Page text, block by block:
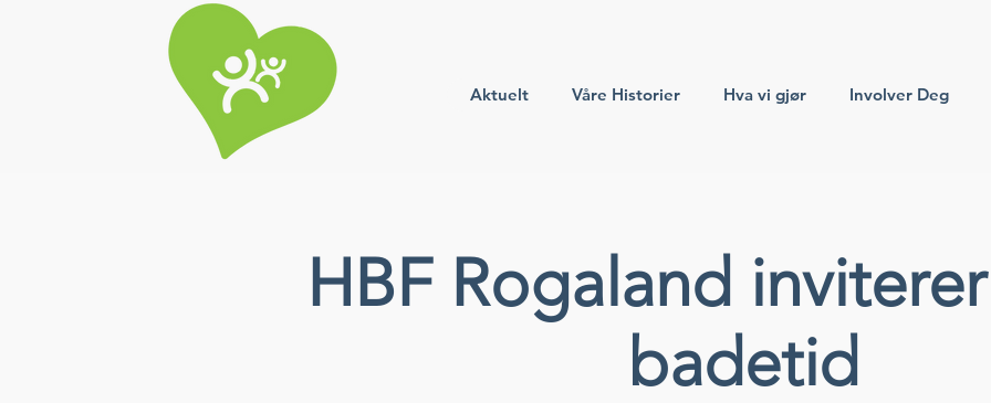
Aktuelt Våre Historier Hva vi gjør Involver Deg
HBF Rogaland
badetid